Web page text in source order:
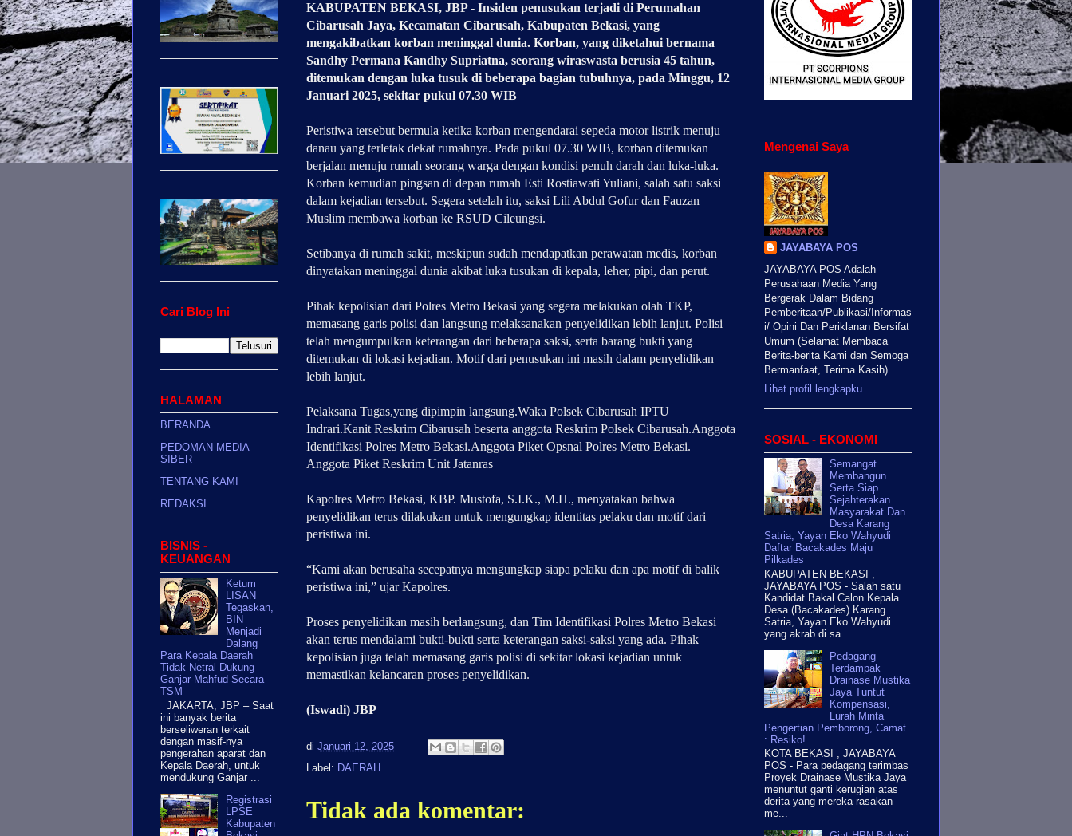
KABUPATEN BEKASI, JBP - Insiden penusukan terjadi di Perumahan
Cibarusah Jaya, Kecamatan Cibarusah, Kabupaten Bekasi, yang
mengakibatkan korban meninggal dunia. Korban, yang diketahui bernama
Sandhy Permana Kandhy Supriatna, seorang wiraswasta berusia 45 tahun,
ditemukan dengan luka tusuk di beberapa bagian tubuhnya, pada Minggu, 12
Januari 2025, sekitar pukul 07.30 WIB
Peristiwa tersebut bermula ketika korban mengendarai sepeda motor listrik menuju
danau yang terletak dekat rumahnya. Pada pukul 07.30 WIB, korban ditemukan
berjalan menuju rumah seorang warga dengan kondisi penuh darah dan luka-luka.
Korban kemudian pingsan di depan rumah Esti Rostiawati Yuliani, salah satu saksi
dalam kejadian tersebut. Segera setelah itu, saksi Lili Abdul Gofur dan Fauzan
Muslim membawa korban ke RSUD Cileungsi.
Setibanya di rumah sakit, meskipun sudah mendapatkan perawatan medis, korban
dinyatakan meninggal dunia akibat luka tusukan di kepala, leher, pipi, dan perut.
Pihak kepolisian dari Polres Metro Bekasi yang segera melakukan olah TKP,
memasang garis polisi dan langsung melaksanakan penyelidikan lebih lanjut. Polisi
telah mengumpulkan keterangan dari beberapa saksi, serta barang bukti yang
ditemukan di lokasi kejadian. Motif dari penusukan ini masih dalam penyelidikan
lebih lanjut.
Pelaksana Tugas,yang dipimpin langsung.Waka Polsek Cibarusah IPTU
Indrari.Kanit Reskrim Cibarusah beserta anggota Reskrim Polsek Cibarusah.Anggota
Identifikasi Polres Metro Bekasi.Anggota Piket Opsnal Polres Metro Bekasi.
Anggota Piket Reskrim Unit Jatanras
Kapolres Metro Bekasi, KBP. Mustofa, S.I.K., M.H., menyatakan bahwa
penyelidikan terus dilakukan untuk mengungkap identitas pelaku dan motif dari
peristiwa ini.
“Kami akan berusaha secepatnya mengungkap siapa pelaku dan apa motif di balik
peristiwa ini,” ujar Kapolres.
Proses penyelidikan masih berlangsung, dan Tim Identifikasi Polres Metro Bekasi
akan terus mendalami bukti-bukti serta keterangan saksi-saksi yang ada. Pihak
kepolisian juga telah memasang garis polisi di sekitar lokasi kejadian untuk
memastikan kelancaran proses penyelidikan.
(Iswadi) JBP
di Januari 12, 2025
Label: DAERAH
Tidak ada komentar:
Cari Blog Ini
HALAMAN
BERANDA
PEDOMAN MEDIA
SIBER
TENTANG KAMI
REDAKSI
BISNIS -
KEUANGAN
Ketum
LISAN
Tegaskan,
BIN
Menjadi
Dalang
Para Kepala Daerah
Tidak Netral Dukung
Ganjar-Mahfud Secara
TSM
JAKARTA, JBP – Saat
ini banyak berita
berseliweran terkait
dengan masif-nya
pengerahan aparat dan
Kepala Daerah, untuk
mendukung Ganjar ...
Registrasi
LPSE
Kabupaten
Mengenai Saya
JAYABAYA POS
JAYABAYA POS Adalah
Perusahaan Media Yang
Bergerak Dalam Bidang
Pemberitaan/Publikasi/Informas
i/ Opini Dan Periklanan Bersifat
Umum (Selamat Membaca
Berita-berita Kami dan Semoga
Bermanfaat, Terima Kasih)
Lihat profil lengkapku
SOSIAL - EKONOMI
Semangat
Membangun
Serta Siap
Sejahterakan
Masyarakat Dan
Desa Karang
Satria, Yayan Eko Wahyudi
Daftar Bacakades Maju
Pilkades
KABUPATEN BEKASI ,
JAYABAYA POS - Salah satu
Kandidat Bakal Calon Kepala
Desa (Bacakades) Karang
Satria, Yayan Eko Wahyudi
yang akrab di sa...
Pedagang
Terdampak
Drainase Mustika
Jaya Tuntut
Kompensasi,
Lurah Minta
Pengertian Pemborong, Camat
: Resiko!
KOTA BEKASI , JAYABAYA
POS - Para pedagang terimbas
Proyek Drainase Mustika Jaya
menuntut ganti kerugian atas
derita yang mereka rasakan
me...